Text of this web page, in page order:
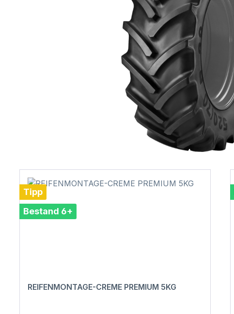
Tipp
Bestand 6+
REIFENMONTAGE-CREME PREMIUM 5KG